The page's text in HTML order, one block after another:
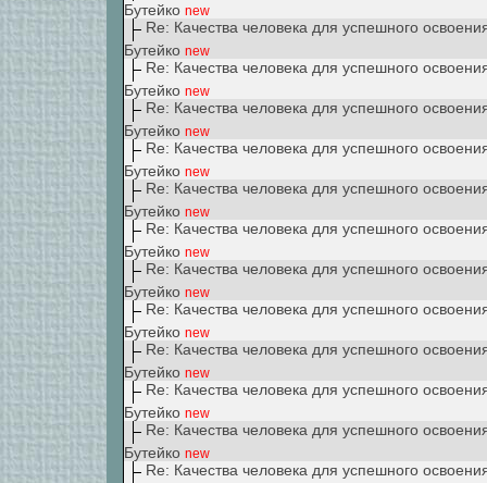
Бутейко new
Re: Качества человека для успешного
Бутейко new
Re: Качества человека для успешного
Бутейко new
Re: Качества человека для успешного
Бутейко new
Re: Качества человека для успешного
Бутейко new
Re: Качества человека для успешного
Бутейко new
Re: Качества человека для успешного
Бутейко new
Re: Качества человека для успешного
Бутейко new
Re: Качества человека для успешного
Бутейко new
Re: Качества человека для успешного
Бутейко new
Re: Качества человека для успешного
Бутейко new
Re: Качества человека для успешного
Бутейко new
Re: Качества человека для успешного